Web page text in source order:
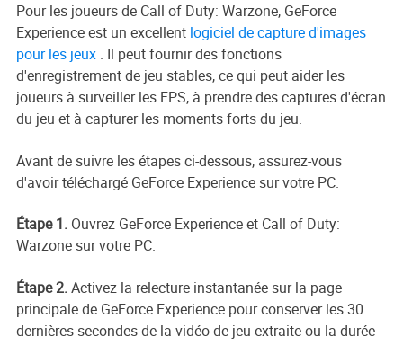
Pour les joueurs de Call of Duty: Warzone, GeForce
Experience est un excellent logiciel de capture d'images
pour les jeux. Il peut fournir des fonctions
d'enregistrement de jeu stables, ce qui peut aider les
joueurs à surveiller les FPS, à prendre des captures d'écran
du jeu et à capturer les moments forts du jeu.
Avant de suivre les étapes ci-dessous, assurez-vous
d'avoir téléchargé GeForce Experience sur votre PC.
Étape 1.Ouvrez GeForce Experience et Call of Duty:
Warzone sur votre PC.
Étape 2.Activez la relecture instantanée sur la page
principale de GeForce Experience pour conserver les 30
dernières secondes de la vidéo de jeu extraite ou la durée